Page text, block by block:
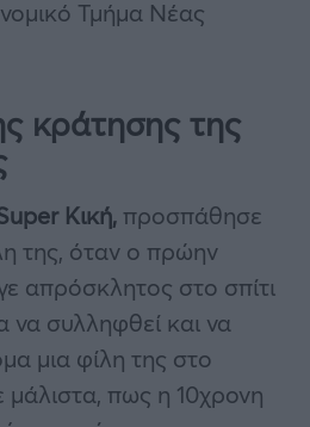
Τμήμα Νέας
κράτησης της
Κική, προσπάθησε
της, όταν ο πρώην
απρόσκλητος στο σπίτι
να συλληφθεί και να
μια φίλη της στο
μάλιστα, πως η 10χρονη